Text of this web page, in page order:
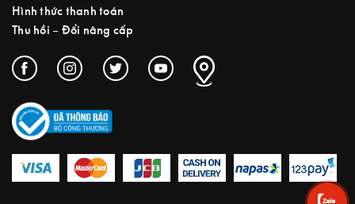
Hình thức thanh toán
Thu hồi – Đổi nâng cấp